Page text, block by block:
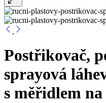
Postřikovač,
sprayová
s měřidlem